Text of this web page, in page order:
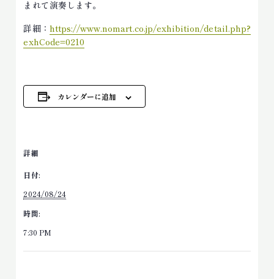
まれて演奏します。
詳細： https://www.nomart.co.jp/exhibition/detail.php?
exhCode=0210
カレンダーに追加
詳細
日付:
2024/08/24
時間:
7:30 PM